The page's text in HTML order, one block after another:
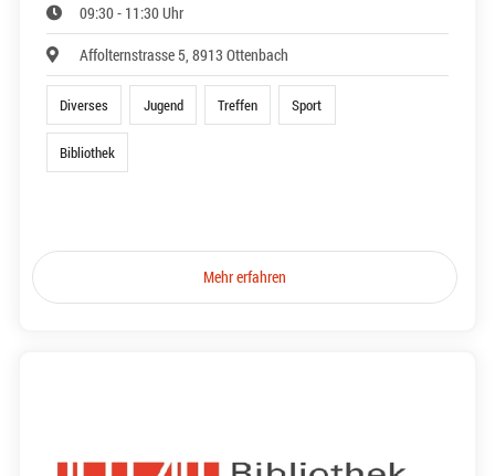
09:30 - 11:30 Uhr
Affolternstrasse 5, 8913 Ottenbach
Diverses Jugend Treffen Sport
Bibliothek
Mehr erfahren